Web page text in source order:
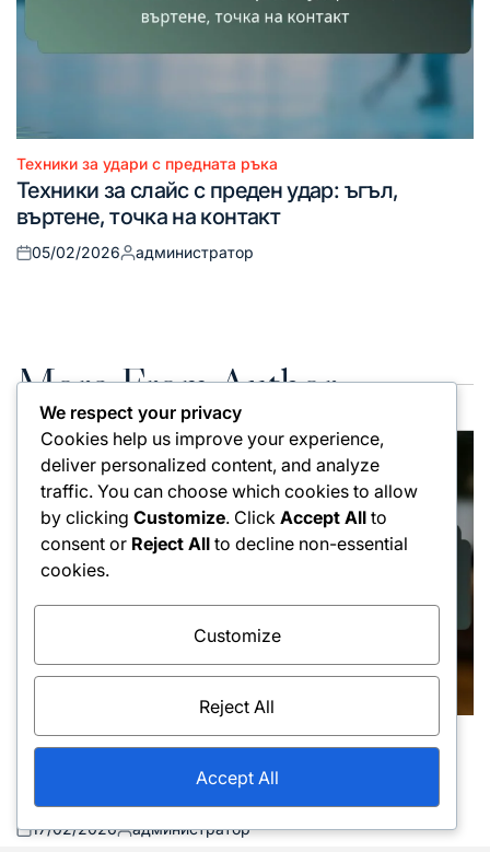
Posted
in
Техники за удари с предната ръка
Техники за слайс с преден удар: ъгъл,
въртене, точка на контакт
Posted
05/02/2026
Posted
администратор
More From Author
Posted
Техники за сервиране
Стратегия за сервиране: Анализ на
противника, Позициониране, Изпълнение
Posted
17/02/2026
Posted
администратор
We respect your privacy
Cookies help us improve your experience,
deliver personalized content, and analyze
traffic. You can choose which cookies to allow
by clicking Customize. Click Accept All to
consent or Reject All to decline non-essential
cookies.
Customize
Reject All
Accept All